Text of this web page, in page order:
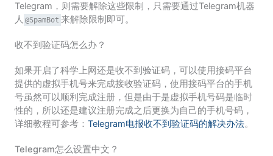
Telegram，则需要解除这些限制，只需要通过Telegram机器
人 @SpamBot 来解除限制即可。
收不到验证码怎么办？
如果开启了科学上网还是收不到验证码，可以使用接码平台
提供的虚拟手机号来完成接收验证码，使用接码平台的手机
号虽然可以顺利完成注册，但是由于是虚拟手机号码是临时
性的，所以还是建议注册完成之后更换为自己的手机号码，
详细教程可参考： Telegram电报收不到验证码的解决办法。
Telegram怎么设置中文？